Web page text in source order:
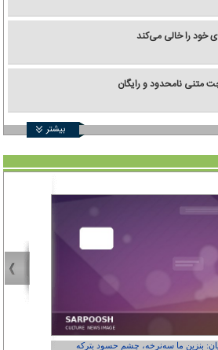
خود را خالی می‌کند
بیشتر
بنزین ما سه‌نرخه، چشم حسود بترکه